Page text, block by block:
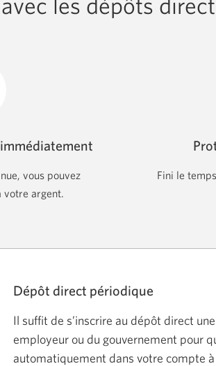
vous pouvez
votre argent.
Fini le
Dépôt direct périodique
Il suffit de s’inscrire au dépôt direct
employeur ou du gouvernement pour
automatiquement dans votre compte à